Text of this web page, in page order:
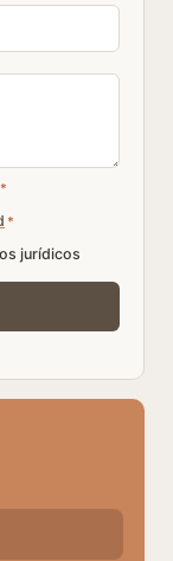
*
*
jurídicos